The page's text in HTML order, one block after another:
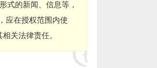
17.福建省泰源养殖有限公
式的新闻、信息等，
应在授权范围内使
关法律责任。